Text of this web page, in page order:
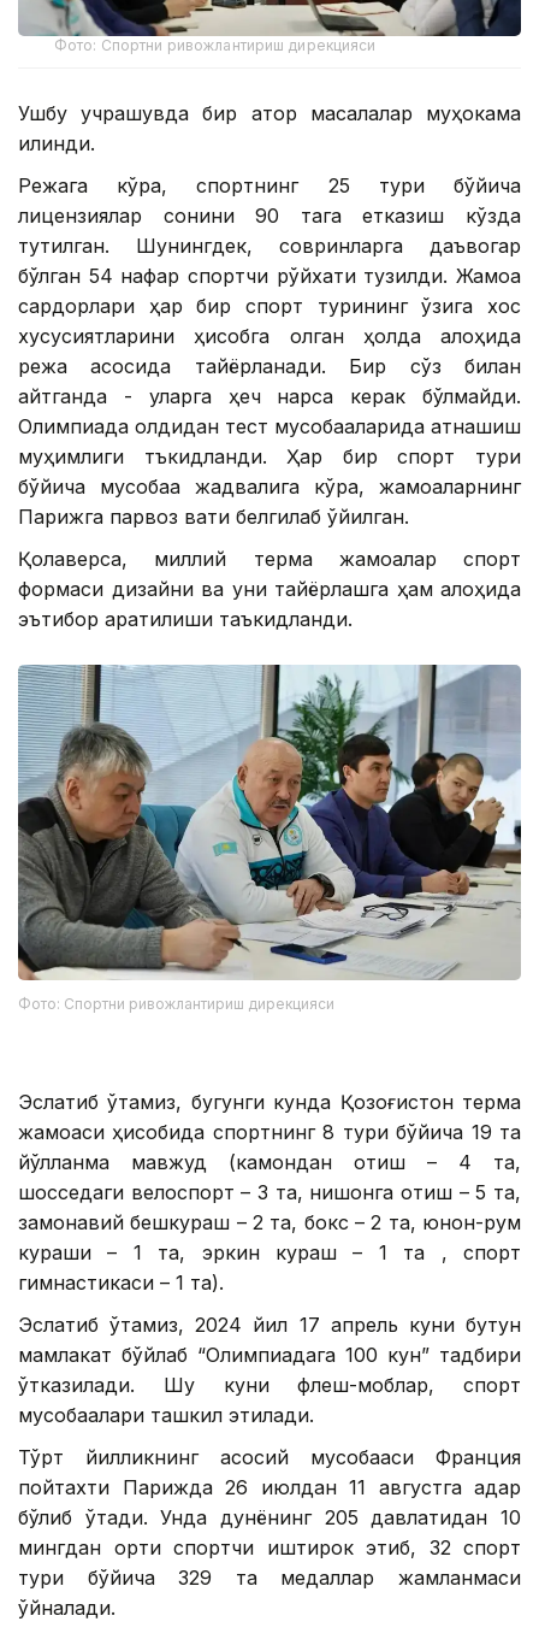
Фото: Спортни ривожлантириш дирекцияси
Ушбу учрашувда бир қатор масалалар муҳокама
қилинди.
Режага кўра, спортнинг 25 тури бўйича
лицензиялар сонини 90 тага етказиш кўзда
тутилган. Шунингдек, совринларга даъвогар
бўлган 54 нафар спортчи рўйхати тузилди. Жамоа
сардорлари ҳар бир спорт турининг ўзига хос
хусусиятларини ҳисобга олган ҳолда алоҳида
режа асосида тайёрланади. Бир сўз билан
айтганда - уларга ҳеч нарса керак бўлмайди.
Олимпиада олдидан тест мусобақаларида қатнашиш
муҳимлиги тъкидланди. Ҳар бир спорт тури
бўйича мусобақа жадвалига кўра, жамоаларнинг
Парижга парвоз вақти белгилаб қўйилган.
Қолаверса, миллий терма жамоалар спорт
формаси дизайни ва уни тайёрлашга ҳам алоҳида
эътибор қаратилиши таъкидланди.
Фото: Спортни ривожлантириш дирекцияси
Эслатиб ўтамиз, бугунги кунда Қозоғистон терма
жамоаси ҳисобида спортнинг 8 тури бўйича 19 та
йўлланма мавжуд (камондан отиш – 4 та,
шосседаги велоспорт – 3 та, нишонга отиш – 5 та,
замонавий бешкураш – 2 та, бокс – 2 та, юнон-рум
кураши – 1 та, эркин кураш – 1 та , спорт
гимнастикаси – 1 та).
Эслатиб ўтамиз, 2024 йил 17 апрель куни бутун
мамлакат бўйлаб “Олимпиадага 100 кун” тадбири
ўтказилади. Шу куни флеш-моблар, спорт
мусобақалари ташкил этилади.
Тўрт йилликнинг асосий мусобақаси Франция
пойтахти Парижда 26 июлдан 11 августга қадар
бўлиб ўтади. Унда дунёнинг 205 давлатидан 10
мингдан ортиқ спортчи иштирок этиб, 32 спорт
тури бўйича 329 та медаллар жамланмаси
ўйналади.